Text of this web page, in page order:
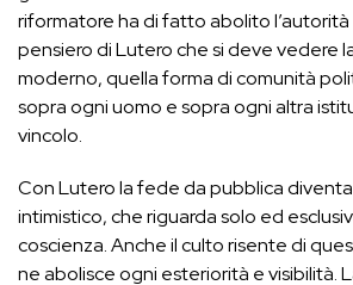
riformatore ha di fatto abolito l’autorità
pensiero di Lutero che si deve vedere
moderno, quella forma di comunità
sopra ogni uomo e sopra ogni altra
vincolo.
Con Lutero la fede da pubblica
intimistico, che riguarda solo ed
coscienza. Anche il culto risente di
ne abolisce ogni esteriorità e visibilità.